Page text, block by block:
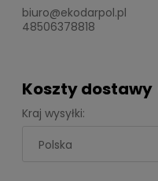
biuro@ekodarpol.pl
48506378818
Koszty dostawy
Cena nie zawiera
płatności
Kraj wysyłki: